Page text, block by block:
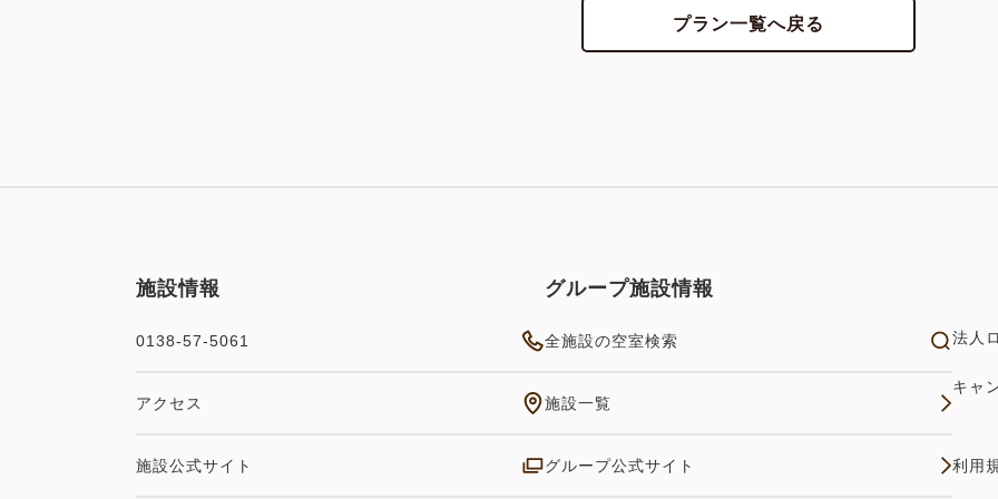
いいただきます。
50,000円以上100,000円未満
※上記は北海道と函館市の宿
プラン一覧へ戻る
施設情報
0138-57-5061
アクセス
施設公式サイト
グループ施設情報
全施設の空室検索
施設一覧
グループ公式サイト
法人
キャ
利用